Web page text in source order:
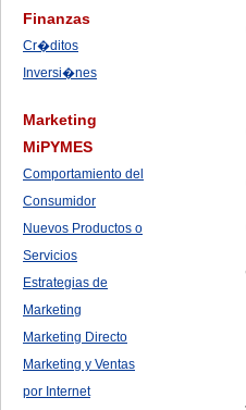
Finanzas
Cr�ditos
Inversi�nes
Marketing
MiPYMES
Comportamiento del
Consumidor
Nuevos Productos o
Servicios
Estrategias de
Marketing
Marketing Directo
Marketing y Ventas
por Internet